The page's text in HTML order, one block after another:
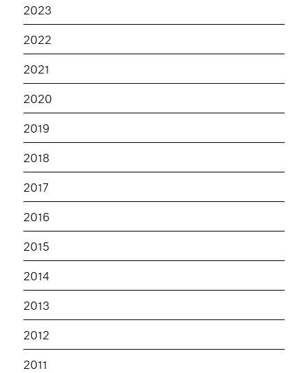
2023
2022
2021
2020
2019
2018
2017
2016
2015
2014
2013
2012
2011